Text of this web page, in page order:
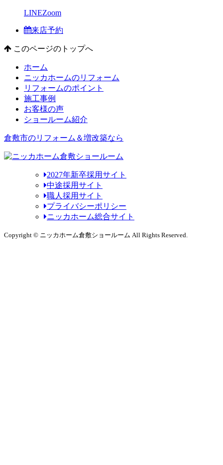
LINEZoom
来店予約
このページのトップへ
ホーム
ニッカホームのリフォーム
リフォームのポイント
施工事例
お客様の声
ショールーム紹介
倉敷市のリフォーム＆増改築なら
2027年新卒採用サイト
中途採用サイト
職人採用サイト
プライバシーポリシー
ニッカホーム総合サイト
Copyright © ニッカホーム倉敷ショールーム All Rights Reserved.